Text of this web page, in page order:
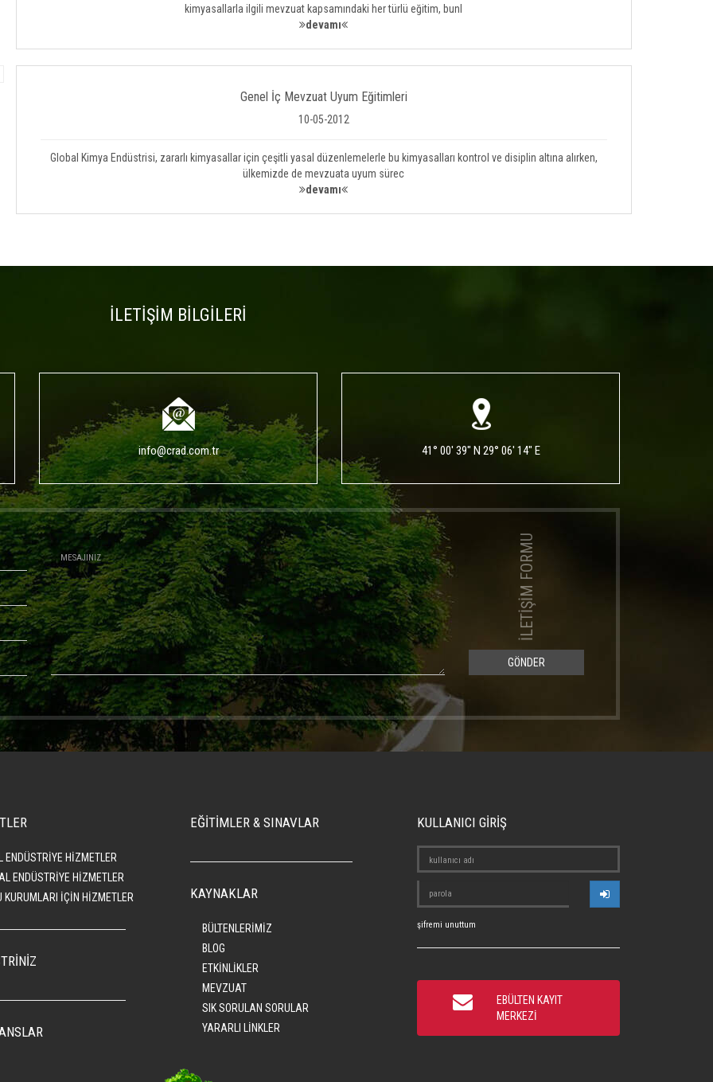
kimyasallarla ilgili mevzuat kapsamındaki her türlü eğitim, bunl
devamı
Genel İç Mevzuat Uyum Eğitimleri
10-05-2012
Global Kimya Endüstrisi, zararlı kimyasallar için çeşitli yasal düzenlemelerle bu kimyasalları kontrol ve disiplin altına alırken,
ülkemizde de mevzuata uyum sürec
devamı
İLETİŞİM BİLGİLERİ
info@crad.com.tr 41° 00' 39" N 29° 06' 14" E
İLETİŞİM FORMU
GÖNDER
ENDÜSTRİYE HİZMETLER
ENDÜSTRİYE HİZMETLER
KURUMLARI İÇİN HİZMETLER
EĞİTİMLER & SINAVLAR
KAYNAKLAR
BÜLTENLERİMİZ
BLOG
ETKİNLİKLER
MEVZUAT
SIK SORULAN SORULAR
YARARLI LİNKLER
KULLANICI GİRİŞ
şifremi unuttum
EBÜLTEN KAYIT
MERKEZİ